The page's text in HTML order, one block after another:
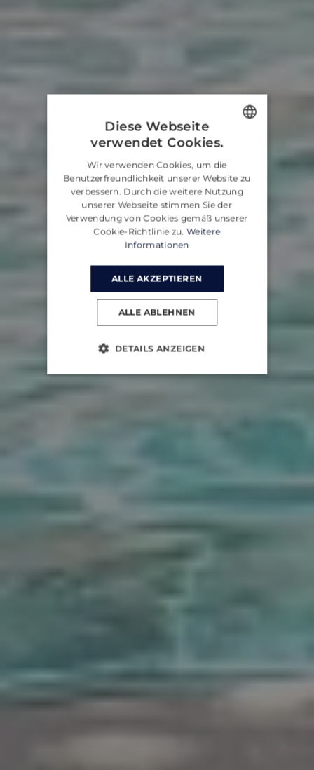
ENGLISH
GERMAN
Diese Webseite
verwendet Cookies.
Wir verwenden Cookies, um die
Benutzerfreundlichkeit unserer Website zu
verbessern. Durch die weitere Nutzung
unserer Webseite stimmen Sie der
Verwendung von Cookies gemäß unserer
Cookie-Richtlinie zu. Weitere
Informationen
ALLE AKZEPTIEREN
ALLE ABLEHNEN
DETAILS ANZEIGEN